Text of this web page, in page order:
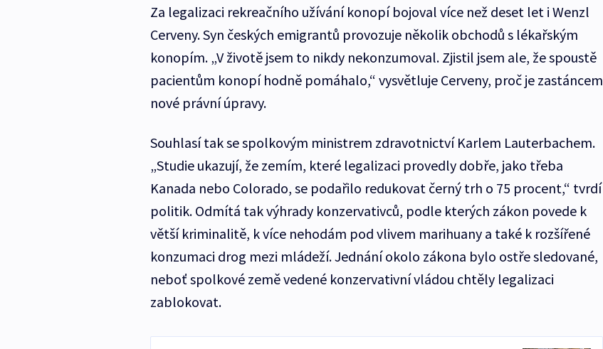
Za legalizaci rekreačního užívání konopí bojoval více než deset let i Wenzl
Cerveny. Syn českých emigrantů provozuje několik obchodů s lékařským
konopím. „V životě jsem to nikdy nekonzumoval. Zjistil jsem ale, že spoustě
pacientům konopí hodně pomáhalo,“ vysvětluje Cerveny, proč je zastáncem
nové právní úpravy.
Souhlasí tak se spolkovým ministrem zdravotnictví Karlem Lauterbachem.
„Studie ukazují, že zemím, které legalizaci provedly dobře, jako třeba
Kanada nebo Colorado, se podařilo redukovat černý trh o 75 procent,“ tvrdí
politik. Odmítá tak výhrady konzervativců, podle kterých zákon povede k
větší kriminalitě, k více nehodám pod vlivem marihuany a také k rozšířené
konzumaci drog mezi mládeží. Jednání okolo zákona bylo ostře sledované,
neboť spolkové země vedené konzervativní vládou chtěly legalizaci
zablokovat.